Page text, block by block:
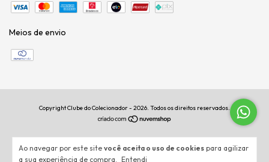
Ao navegar por este site você aceita o uso de cookies para agilizar
a sua experiência de compra. Entendi
Meios de envio
Copyright Clube do Colecionador - 2026. Todos os direitos reservados.